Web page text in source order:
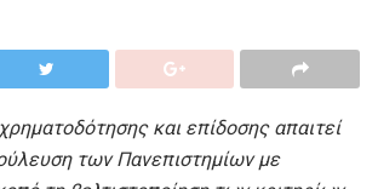
και επίδοσης απαιτεί
των Πανεπιστημίων με